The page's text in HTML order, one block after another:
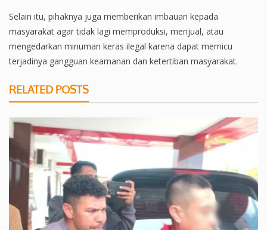
Selain itu, pihaknya juga memberikan imbauan kepada
masyarakat agar tidak lagi memproduksi, menjual, atau
mengedarkan minuman keras ilegal karena dapat memicu
terjadinya gangguan keamanan dan ketertiban masyarakat.
RELATED POSTS